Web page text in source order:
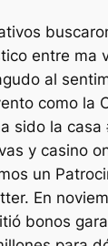
entre ma
al
como la
sido la casa
y casino
un
En
bonos